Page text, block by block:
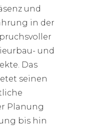
und
in der
und
Das
seinen
Planung
bis hin